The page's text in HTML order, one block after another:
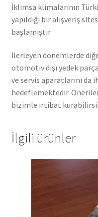
İklimsa klimalarının
yapıldığı bir alışveriş
başlamıştır.
İlerleyen dönemlerde
otomotiv dışı yedek
ve servis aparatlarını da
hedeflemektedir.
bizimle irtibat
İlgili ürünler